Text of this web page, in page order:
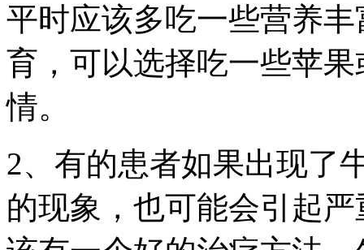
平时应该多吃一些营养
育，可以选择吃一些苹
情。
2、有的患者如果出现了
的现象，也可能会引起